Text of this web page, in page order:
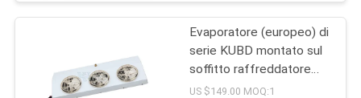
POLITICA
PRIVACY
Evaporatore (europeo) di
serie KUBD montato sul
soffitto raffreddatore
d'aria senza acqua uso
US $149.00 MOQ:1